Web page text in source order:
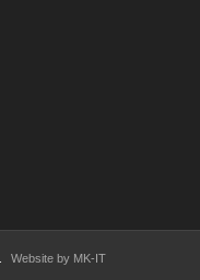
Website by MK-IT